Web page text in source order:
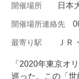
開催場所 日本
開催場所連絡先
最寄り駅 ＪＲ
「2020年東京オ
巡った。この「世